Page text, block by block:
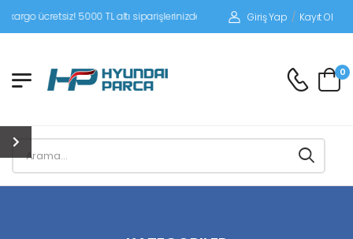
5000 TL altı siparişlerinizde siparişleriniz alıcı ödemeli gönderilir.
Giriş Yap / Kayıt Ol
0